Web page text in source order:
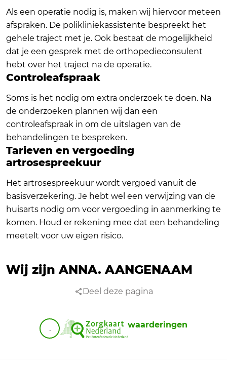
Als een operatie nodig is, maken wij hiervoor meteen
afspraken. De polikliniekassistente bespreekt het
gehele traject met je. Ook bestaat de mogelijkheid
dat je een gesprek met de orthopedieconsulent
hebt over het traject na de operatie.
Controleafspraak
Soms is het nodig om extra onderzoek te doen. Na
de onderzoeken plannen wij dan een
controleafspraak in om de uitslagen van de
behandelingen te bespreken.
Tarieven en vergoeding
artrosespreekuur
Het artrosespreekuur wordt vergoed vanuit de
basisverzekering. Je hebt wel een verwijzing van de
huisarts nodig om voor vergoeding in aanmerking te
komen. Houd er rekening mee dat een behandeling
meetelt voor uw eigen risico.
Wij zijn ANNA.AANGENAAM
Deel deze pagina
. waarderingen